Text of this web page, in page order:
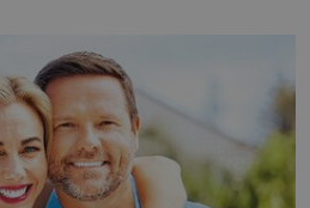
a přinést do svého života